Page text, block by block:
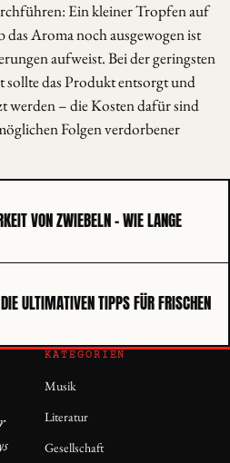
Ein kleiner Tropfen auf
Aroma noch ausgewogen ist
aufweist. Bei der geringsten
das Produkt entsorgt und
werden – die Kosten dafür sind
Folgen verdorbener
VON ZWIEBELN – WIE LANGE
ULTIMATIVEN TIPPS FÜR FRISCHEN
KATEGORIEN
Musik
Literatur
Gesellschaft